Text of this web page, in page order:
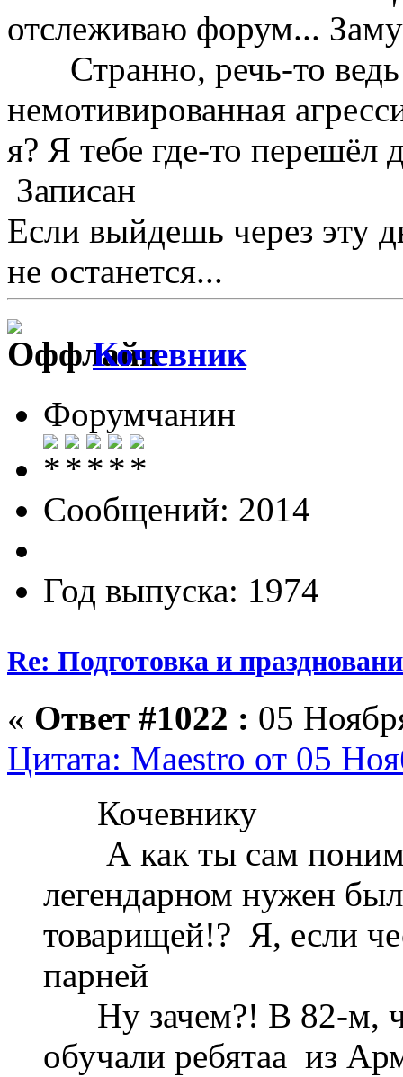
отслеживаю форум...
Странно, речь-то ведь
немотивированная
я? Я тебе где-то перешёл
Записан
Если выйдешь через эту
не останется...
Кочевник
Форумчанин
Сообщений: 2014
Год выпуска: 1974
Re: Подготовка и
« Ответ #1022 : 05
Цитата: Maestro от 05
Кочевнику
А как ты сам
легендарном нужен
товарищей!? Я, если
парней
Ну зачем?! В 82-м,
обучали ребятаа из